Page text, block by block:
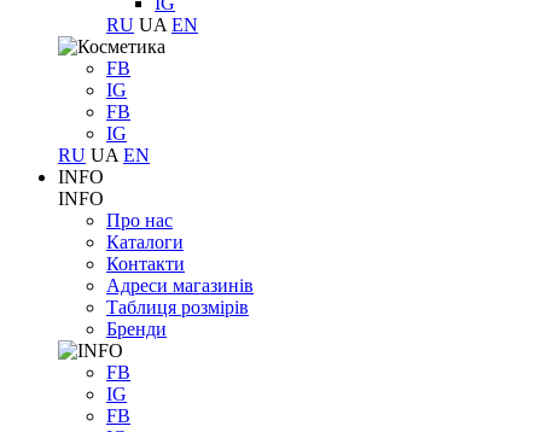
RU UA EN
FB
IG
FB
IG
RU UA EN
INFO
INFO
Про нас
Каталоги
Контакти
Адреси магазинів
Таблиця розмірів
Бренди
FB
IG
FB